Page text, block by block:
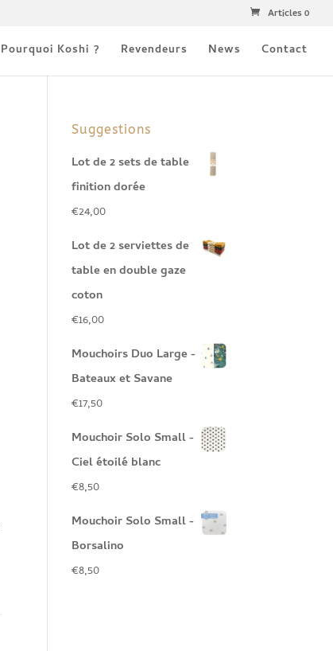
Articles 0
Pourquoi Koshi ? Revendeurs News Contact
Suggestions
Lot de 2 sets de table
finition dorée
€24,00
Lot de 2 serviettes de
table en double gaze
coton
€16,00
Mouchoirs Duo Large -
Bateaux et Savane
€17,50
Mouchoir Solo Small -
Ciel étoilé blanc
€8,50
Mouchoir Solo Small -
Borsalino
€8,50